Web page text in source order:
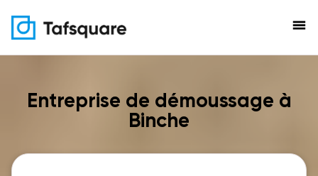
menu
Entreprise de démoussage à
Binche